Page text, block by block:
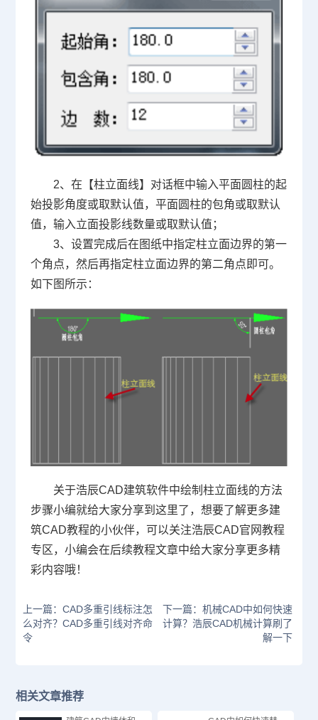
2、在【柱立面线】对话框中输入平面圆柱的起
始投影角度或取默认值，平面圆柱的包角或取默认
值，输入立面投影线数量或取默认值；
3、设置完成后在图纸中指定柱立面边界的第一
个角点，然后再指定柱立面边界的第二角点即可。
如下图所示：
关于浩辰CAD建筑软件中绘制柱立面线的方法
步骤小编就给大家分享到这里了，想要了解更多建
筑CAD教程的小伙伴，可以关注浩辰CAD官网教程
专区，小编会在后续教程文章中给大家分享更多精
彩内容哦！
上一篇：CAD多重引线标注怎
么对齐？CAD多重引线对齐命
令
下一篇：机械CAD中如何快速
计算？浩辰CAD机械计算刷了
解一下
相关文章推荐